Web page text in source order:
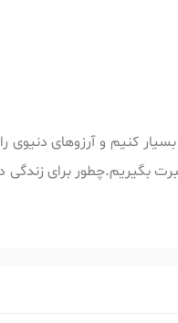
و آرزوهای دنیوی را
برای زندگی دو